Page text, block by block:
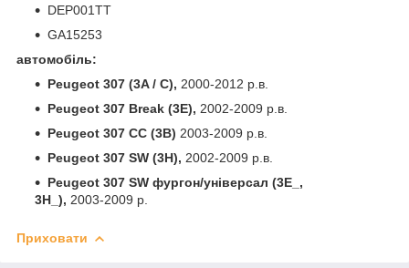
DEP001TT
GA15253
автомобіль:
Peugeot 307 (3A / C), 2000-2012 р.в.
Peugeot 307 Break (3E), 2002-2009 р.в.
Peugeot 307 CC (3B) 2003-2009 р.в.
Peugeot 307 SW (3H), 2002-2009 р.в.
Peugeot 307 SW фургон/універсал (3E_,
3H_), 2003-2009 р.
Приховати